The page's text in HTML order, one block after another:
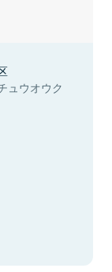
ュウオウク